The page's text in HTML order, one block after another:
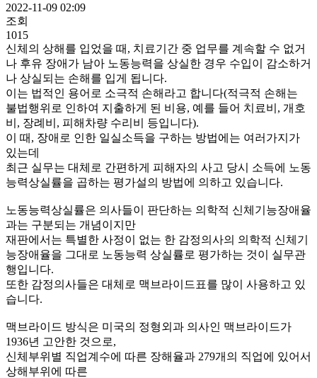
2022-11-09 02:09
조회
1015
신체의 상해를 입었을 때, 치료기간 중 업무를 계속할 수 없거
나 후유 장애가 남아 노동능력을 상실한 경우 수입이 감소하거
나 상실되는 손해를 입게 됩니다.
이는 법적인 용어로 소극적 손해라고 합니다(적극적 손해는
불법행위로 인하여 지출하게 된 비용, 예를 들어 치료비, 개호
비, 장례비, 피해차량 수리비 등입니다).
이 때, 장애로 인한 일실소득을 구하는 방법에는 여러가지가
있는데
최근 실무는 대체로 간편하게 피해자의 사고 당시 소득에 노동
능력상실률을 곱하는 평가설의 방법에 의하고 있습니다.
노동능력상실률은 의사들이 판단하는 의학적 신체기능장애율
과는 구분되는 개념이지만
재판에서는 특별한 사정이 없는 한 감정의사의 의학적 신체기
능장애율을 그대로 노동능력 상실률로 평가하는 것이 실무관
행입니다.
또한 감정의사들은 대체로 맥브라이드표를 많이 사용하고 있
습니다.
맥브라이드 방식은 미국의 정형외과 의사인 맥브라이드가
1936년 고안한 것으로,
신체부위별 직업계수에 따른 장해율과 279개의 직업에 있어서
상해부위에 따른